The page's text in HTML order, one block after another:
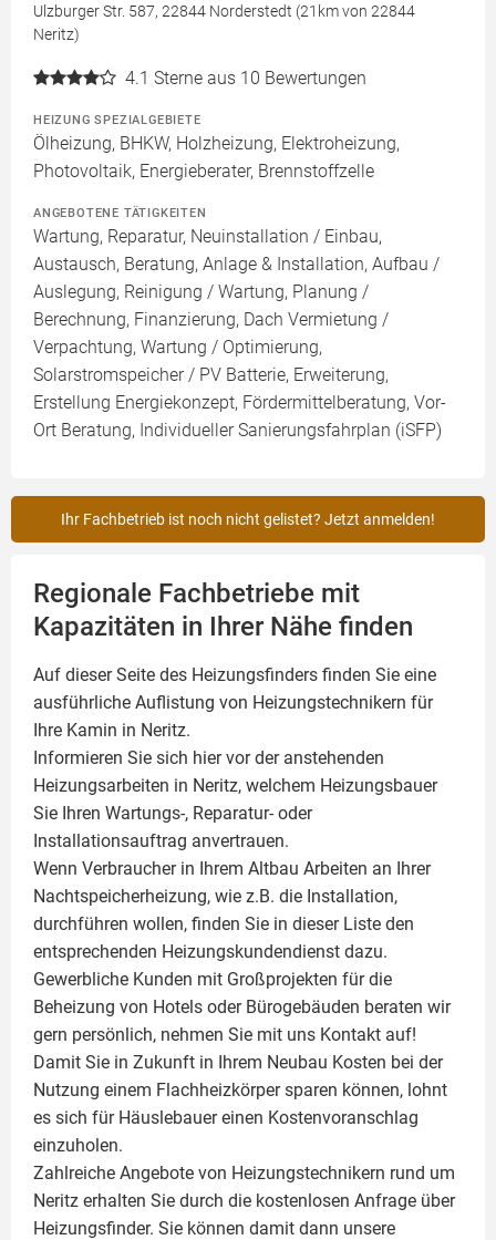
Ulzburger Str. 587, 22844 Norderstedt (21km von 22844
Neritz)
4.1 Sterne aus 10 Bewertungen
HEIZUNG SPEZIALGEBIETE
Ölheizung, BHKW, Holzheizung, Elektroheizung,
Photovoltaik, Energieberater, Brennstoffzelle
ANGEBOTENE TÄTIGKEITEN
Wartung, Reparatur, Neuinstallation / Einbau,
Austausch, Beratung, Anlage & Installation, Aufbau /
Auslegung, Reinigung / Wartung, Planung /
Berechnung, Finanzierung, Dach Vermietung /
Verpachtung, Wartung / Optimierung,
Solarstromspeicher / PV Batterie, Erweiterung,
Erstellung Energiekonzept, Fördermittelberatung, Vor-
Ort Beratung, Individueller Sanierungsfahrplan (iSFP)
Ihr Fachbetrieb ist noch nicht gelistet? Jetzt anmelden!
Regionale Fachbetriebe mit
Kapazitäten in Ihrer Nähe finden
Auf dieser Seite des Heizungsfinders finden Sie eine
ausführliche Auflistung von Heizungstechnikern für
Ihre Kamin in Neritz.
Informieren Sie sich hier vor der anstehenden
Heizungsarbeiten in Neritz, welchem Heizungsbauer
Sie Ihren Wartungs-, Reparatur- oder
Installationsauftrag anvertrauen.
Wenn Verbraucher in Ihrem Altbau Arbeiten an Ihrer
Nachtspeicherheizung, wie z.B. die Installation,
durchführen wollen, finden Sie in dieser Liste den
entsprechenden Heizungskundendienst dazu.
Gewerbliche Kunden mit Großprojekten für die
Beheizung von Hotels oder Bürogebäuden beraten wir
gern persönlich, nehmen Sie mit uns Kontakt auf!
Damit Sie in Zukunft in Ihrem Neubau Kosten bei der
Nutzung einem Flachheizkörpersparen können, lohnt
es sich für Häuslebauer einen Kostenvoranschlag
einzuholen.
Zahlreiche Angebote von Heizungstechnikern rund um
Neritz erhalten Sie durch die kostenlosen Anfrage über
Heizungsfinder. Sie können damit dann unsere